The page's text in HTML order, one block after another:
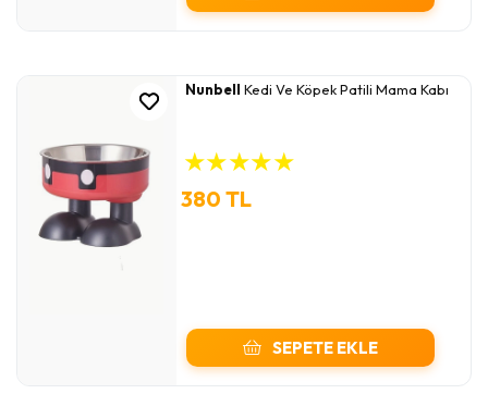
Nunbell Kedi Ve Köpek Patili Mama Kabı
★★★★★
380 TL
SEPETE EKLE